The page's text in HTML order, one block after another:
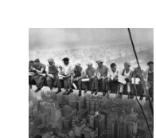
Comprendre
projets
pour les Nuls